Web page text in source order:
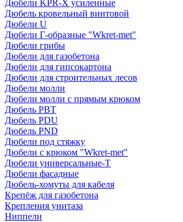
Дюбели KPR-Х усиленные
Дюбель кровельный винтовой
Дюбели U
Дюбели Г-образные "Wkret-met"
Дюбели грибы
Дюбели для газобетона
Дюбели для гипсокартона
Дюбели для строительных лесов
Дюбели молли
Дюбели молли с прямым крюком
Дюбель PBT
Дюбель PDU
Дюбель PND
Дюбели под стяжку
Дюбели с крюком "Wkret-met"
Дюбели универсальные-Т
Дюбели фасадные
Дюбель-хомуты для кабеля
Крепёж для газобетона
Крепления унитаза
Ниппели